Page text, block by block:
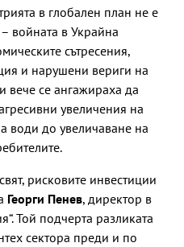
в глобален план не е
войната в Украйна
сътресения,
и нарушени вериги на
вече се ангажираха да
увеличения на
води до увеличаване на
рисковите инвестиции
Георги Пенев, директор в
Той подчерта разликата
сектора преди и по